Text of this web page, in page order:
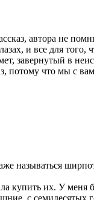
автора не
и все для
завернутый в
что мы с
называться
купить их. У
с